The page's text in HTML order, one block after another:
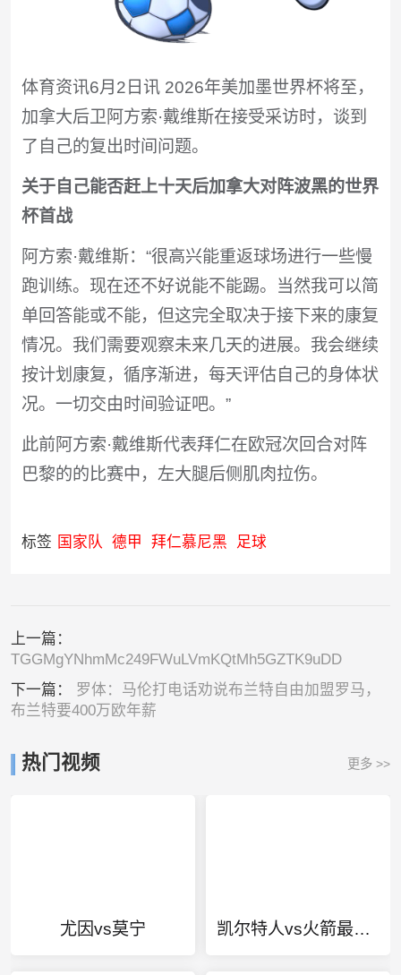
体育资讯6月2日讯 2026年美加墨世界杯将至，
加拿大后卫阿方索·戴维斯在接受采访时，谈到
了自己的复出时间问题。
关于自己能否赶上十天后加拿大对阵波黑的世界
杯首战
阿方索·戴维斯：“很高兴能重返球场进行一些慢
跑训练。现在还不好说能不能踢。当然我可以简
单回答能或不能，但这完全取决于接下来的康复
情况。我们需要观察未来几天的进展。我会继续
按计划康复，循序渐进，每天评估自己的身体状
况。一切交由时间验证吧。”
此前阿方索·戴维斯代表拜仁在欧冠次回合对阵
巴黎的的比赛中，左大腿后侧肌肉拉伤。
标签 国家队 德甲 拜仁慕尼黑 足球
上一篇：
TGGMgYNhmMc249FWuLVmKQtMh5GZTK9uDD
下一篇： 罗体：马伦打电话劝说布兰特自由加盟罗马，
布兰特要400万欧年薪
热门视频 更多 >>
尤因vs莫宁 凯尔特人vs火箭最前线